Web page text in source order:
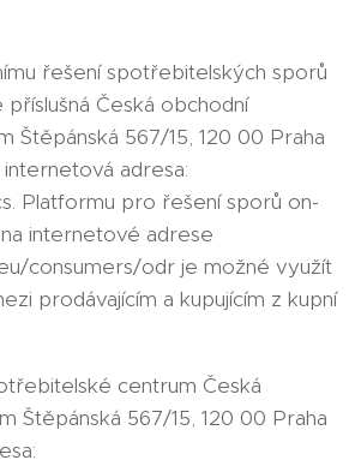
řešení spotřebitelských sporů
Česká obchodní
Štěpánská 567/15, 120 00 Praha
adresa:
Platformu pro řešení sporů on-
internetové adrese
consumers/odr je možné využít
prodávajícím a kupujícím z kupní
centrum Česká
Štěpánská 567/15, 120 00 Praha